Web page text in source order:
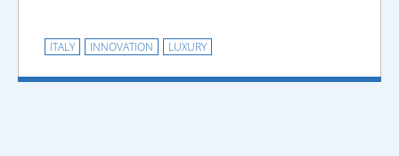
ITALY INNOVATION LUXURY